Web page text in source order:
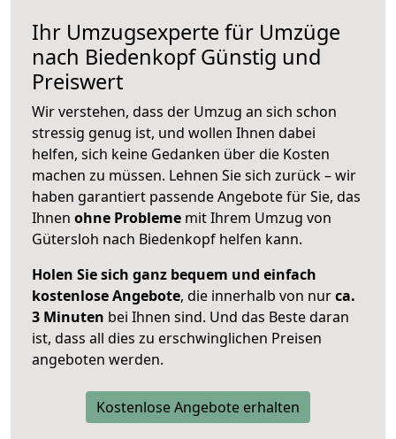
Ihr Umzugsexperte für Umzüge
nach BiedenkopfGünstig und
Preiswert
Wir verstehen, dass der Umzug an sich schon
stressig genug ist, und wollen Ihnen dabei
helfen, sich keine Gedanken über die Kosten
machen zu müssen. Lehnen Sie sich zurück – wir
haben garantiert passende Angebote für Sie, das
Ihnen ohne Probleme mit Ihrem Umzug von
Gütersloh nach Biedenkopf helfen kann.
Holen Sie sich ganz bequem und einfach
kostenlose Angebote, die innerhalb von nurca.
3 Minuten bei Ihnen sind. Und das Beste daran
ist, dass all dies zu erschwinglichen Preisen
angeboten werden.
Kostenlose Angebote erhalten